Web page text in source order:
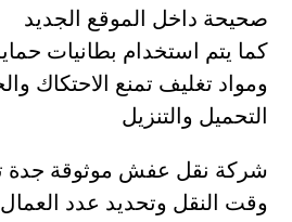
صحيحة داخل الموقع الجديد
كما يتم استخدام بطانيات
ومواد تغليف تمنع الاحتكاك
التحميل والتنزيل
شركة نقل عفش موثوقة جدة
وقت النقل وتحديد عدد